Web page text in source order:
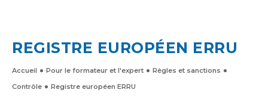
REGISTRE EUROPÉEN ERRU
Accueil Pour le formateur et l'expert
Règles et sanctions
Contrôle
Registre européen ERRU